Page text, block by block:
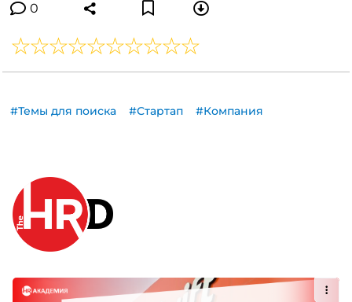
0
#Темы для поиска #Стартап #Компания